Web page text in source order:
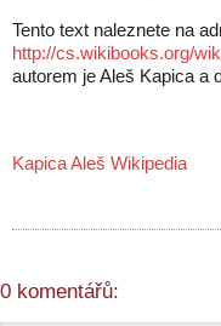
Tento text naleznete na
http://cs.wikibooks.org/
autorem je Aleš Kapica a
Kapica Aleš Wikipedia
0 komentářů: